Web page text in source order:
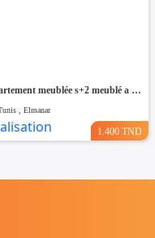
appartement meublée s+2 meublé a el Manar 2
, Elmanar
1.400 TND